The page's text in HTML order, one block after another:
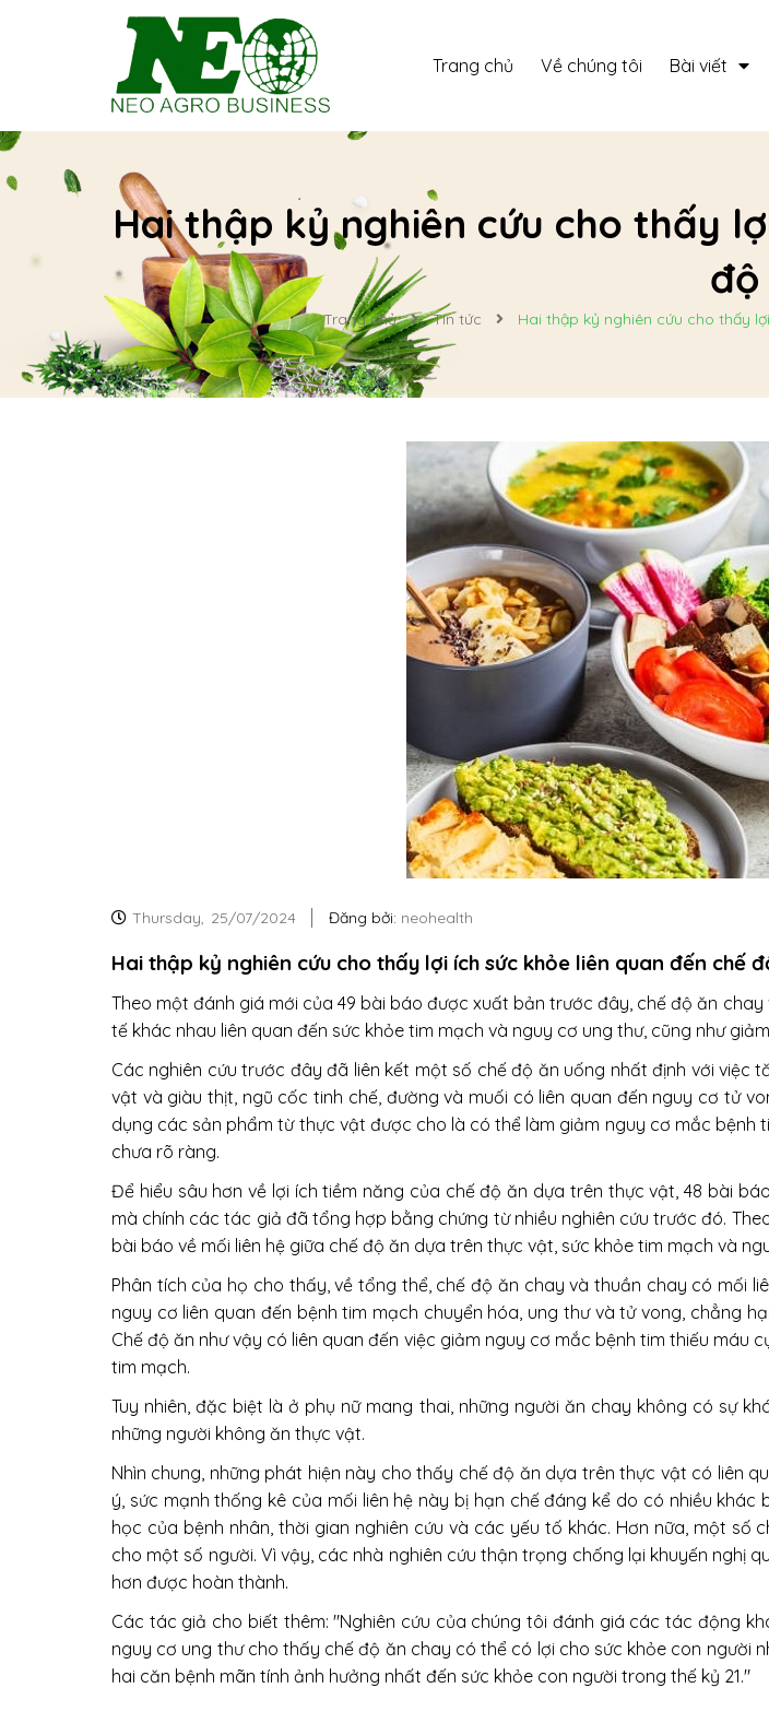
Trang chủ Về chúng tôi Bài viết
Hai thập kỷ nghiên cứu cho thấy
độ
Trang chủ Tin tức Hai thập kỷ nghiên cứu cho thấy
Thursday, 25/07/2024 Đăng bởi: neohealth
Hai thập kỷ nghiên cứu cho thấy lợi ích sức khỏe liên quan đến chế
Theo một đánh giá mới của 49 bài báo được xuất bản trước đây, chế độ ăn
tế khác nhau liên quan đến sức khỏe tim mạch và nguy cơ ung thư, cũng như
Các nghiên cứu trước đây đã liên kết một số chế độ ăn uống nhất định với
vật và giàu thịt, ngũ cốc tinh chế, đường và muối có liên quan đến nguy cơ tử
dụng các sản phẩm từ thực vật được cho là có thể làm giảm nguy cơ mắc bệnh
chưa rõ ràng.
Để hiểu sâu hơn về lợi ích tiềm năng của chế độ ăn dựa trên thực vật, 48 bài
mà chính các tác giả đã tổng hợp bằng chứng từ nhiều nghiên cứu trước đó.
bài báo về mối liên hệ giữa chế độ ăn dựa trên thực vật, sức khỏe tim mạch và
Phân tích của họ cho thấy, về tổng thể, chế độ ăn chay và thuần chay có mối
nguy cơ liên quan đến bệnh tim mạch chuyển hóa, ung thư và tử vong, chẳng
Chế độ ăn như vậy có liên quan đến việc giảm nguy cơ mắc bệnh tim thiếu
tim mạch.
Tuy nhiên, đặc biệt là ở phụ nữ mang thai, những người ăn chay không có sự
những người không ăn thực vật.
Nhìn chung, những phát hiện này cho thấy chế độ ăn dựa trên thực vật có liên
ý, sức mạnh thống kê của mối liên hệ này bị hạn chế đáng kể do có nhiều
học của bệnh nhân, thời gian nghiên cứu và các yếu tố khác. Hơn nữa, một
cho một số người. Vì vậy, các nhà nghiên cứu thận trọng chống lại khuyến nghị
hơn được hoàn thành.
Các tác giả cho biết thêm: "Nghiên cứu của chúng tôi đánh giá các tác động
nguy cơ ung thư cho thấy chế độ ăn chay có thể có lợi cho sức khỏe con người
hai căn bệnh mãn tính ảnh hưởng nhất đến sức khỏe con người trong thế kỷ 21."